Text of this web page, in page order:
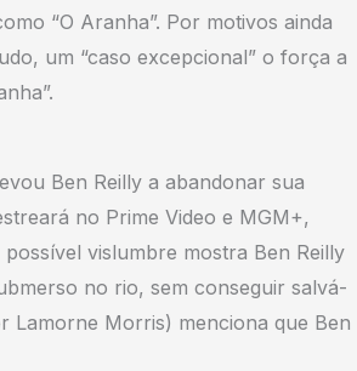
“O Aranha”. Por motivos ainda
um “caso excepcional” o força a
Ben Reilly a abandonar sua
no Prime Video e MGM+,
vislumbre mostra Ben Reilly
no rio, sem conseguir salvá-
Lamorne Morris) menciona que Ben